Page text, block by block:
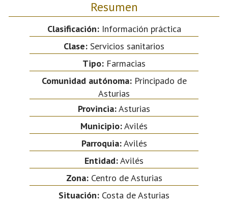
Resumen
Clasificación:Información práctica
Clase: Servicios sanitarios
Tipo: Farmacias
Comunidad autónoma:Principado de
Asturias
Provincia:Asturias
Municipio:Avilés
Parroquia:Avilés
Entidad:Avilés
Zona:Centro de Asturias
Situación: Costa de Asturias